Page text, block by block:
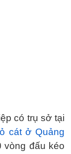
có trụ sở tại
cát ở Quảng
vòng đấu kéo